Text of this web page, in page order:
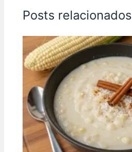
o
o
k
p
p
n
Posts relacionados